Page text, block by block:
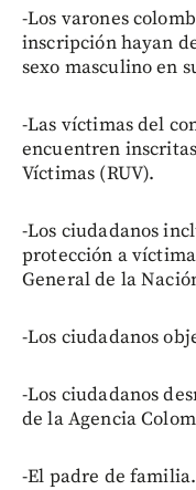
-Los varones
inscripción hayan
sexo masculino en
-Las víctimas del
encuentren
Víctimas (RUV).
-Los ciudadanos
protección a
General de la
-Los ciudadanos
-Los ciudadanos
de la Agencia
-El padre de familia.